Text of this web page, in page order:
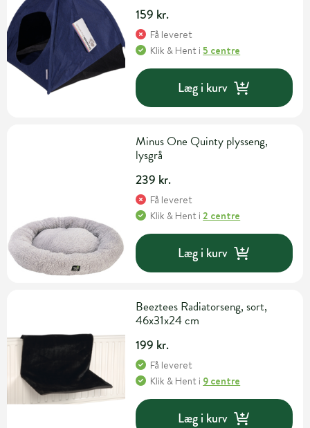
159 kr.
Få leveret
Klik & Hent i5 centre
Læg i kurv
Minus One Quinty plysseng,
lysgrå
239 kr.
Få leveret
Klik & Hent i2 centre
Læg i kurv
Beeztees Radiatorseng, sort,
46x31x24 cm
199 kr.
Få leveret
Klik & Hent i 9 centre
Læg i kurv